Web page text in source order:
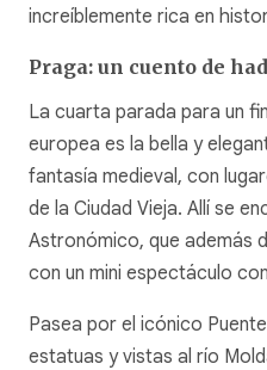
increíblemente rica en
Praga: un cuento de
La cuarta parada para un
europea es la bella y
fantasía medieval, con
de la Ciudad Vieja. Allí se
Astronómico, que además
con un mini espectáculo
Pasea por el icónico
estatuas y vistas al río